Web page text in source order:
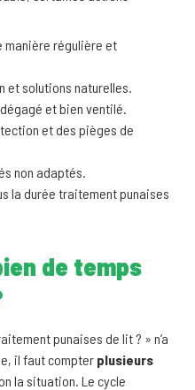
manière régulière et
et solutions naturelles.
et bien ventilé.
et des pièges de
non adaptés.
la durée traitement punaises
de temps
punaises de lit ? » n’a
il faut compter plusieurs
la situation. Le cycle